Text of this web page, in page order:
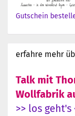
Gutschein
erfahre mehr
Talk mit
Wollfabrik
>> los geht's